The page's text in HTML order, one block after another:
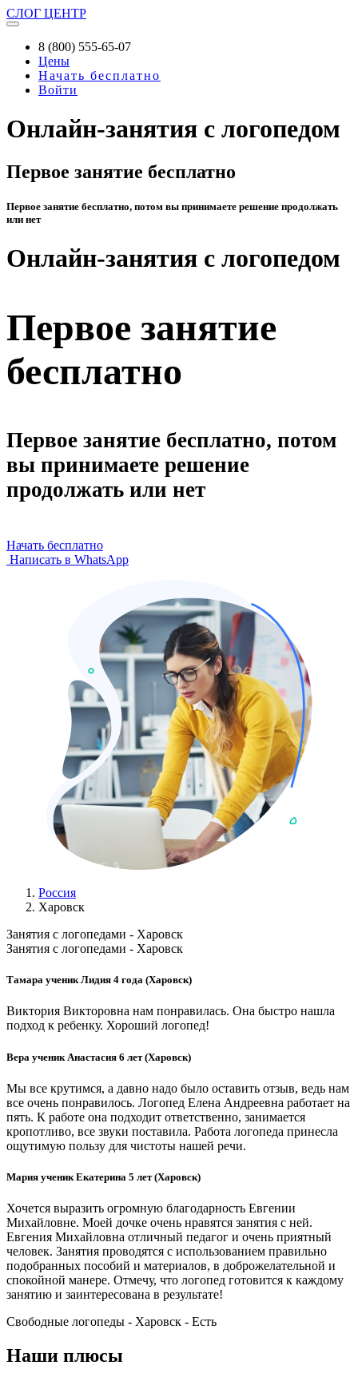
СЛОГ ЦЕНТР
8 (800) 555-65-07
Цены
Начать бесплатно
Войти
Онлайн-занятия с логопедом
Первое занятие бесплатно
Первое занятие бесплатно, потом вы принимаете решение продолжать
или нет
Онлайн-занятия с логопедом
Первое занятие
бесплатно
Первое занятие бесплатно, потом
вы принимаете решение
продолжать или нет
Начать бесплатно
Написать в WhatsApp
Россия
Харовск
Занятия с логопедами - Харовск
Занятия с логопедами - Харовск
Тамара ученик Лидия 4 года (Харовск)
Виктория Викторовна нам понравилась. Она быстро нашла
подход к ребенку. Хороший логопед!
Вера ученик Анастасия 6 лет (Харовск)
Мы все крутимся, а давно надо было оставить отзыв, ведь нам
все очень понравилось. Логопед Елена Андреевна работает на
пять. К работе она подходит ответственно, занимается
кропотливо, все звуки поставила. Работа логопеда принесла
ощутимую пользу для чистоты нашей речи.
Мария ученик Екатерина 5 лет (Харовск)
Хочется выразить огромную благодарность Евгении
Михайловне. Моей дочке очень нравятся занятия с ней.
Евгения Михайловна отличный педагог и очень приятный
человек. Занятия проводятся с использованием правильно
подобранных пособий и материалов, в доброжелательной и
спокойной манере. Отмечу, что логопед готовится к каждому
занятию и заинтересована в результате!
Свободные логопеды - Харовск - Есть
Наши плюсы